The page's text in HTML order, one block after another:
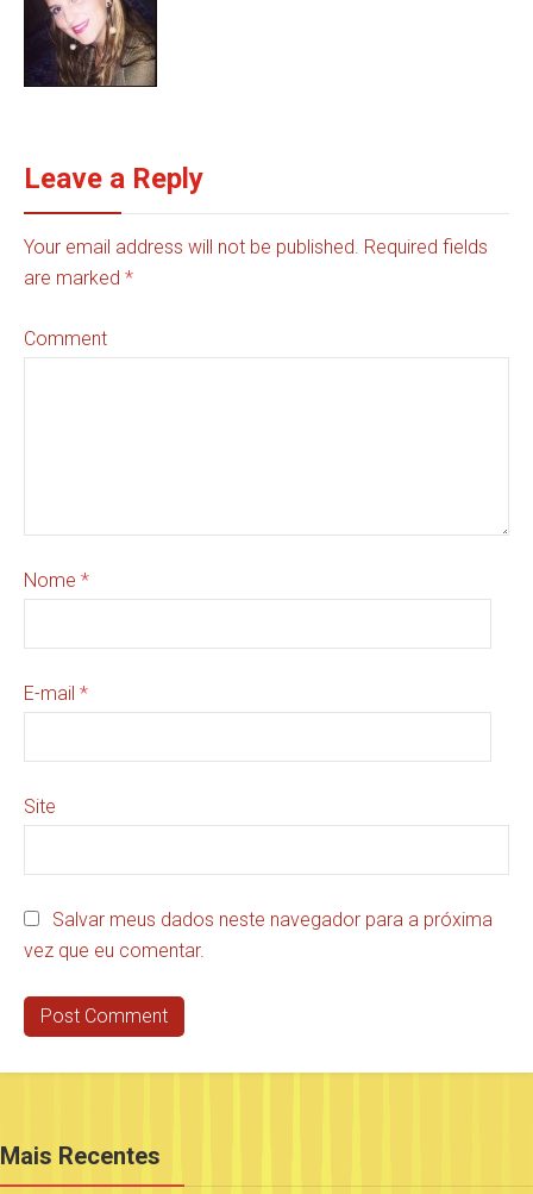
Leave a Reply
Your email address will not be published. Required fields
are marked *
Comment
Nome *
E-mail *
Site
Salvar meus dados neste navegador para a próxima
vez que eu comentar.
Mais Recentes